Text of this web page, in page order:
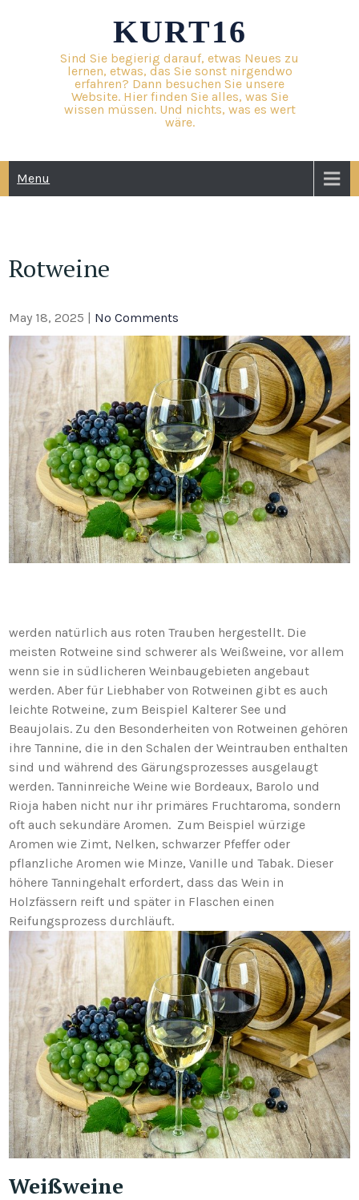
KURT16
Sind Sie begierig darauf, etwas Neues zu
lernen, etwas, das Sie sonst nirgendwo
erfahren? Dann besuchen Sie unsere
Website. Hier finden Sie alles, was Sie
wissen müssen. Und nichts, was es wert
wäre.
Menu
Rotweine
May 18, 2025 | No Comments
werden natürlich aus roten Trauben hergestellt. Die
meisten Rotweine sind schwerer als Weißweine, vor allem
wenn sie in südlicheren Weinbaugebieten angebaut
werden. Aber für Liebhaber von Rotweinen gibt es auch
leichte Rotweine, zum Beispiel Kalterer See und
Beaujolais. Zu den Besonderheiten von Rotweinen gehören
ihre Tannine, die in den Schalen der Weintrauben enthalten
sind und während des Gärungsprozesses ausgelaugt
werden. Tanninreiche Weine wie Bordeaux, Barolo und
Rioja haben nicht nur ihr primäres Fruchtaroma, sondern
oft auch sekundäre Aromen. Zum Beispiel würzige
Aromen wie Zimt, Nelken, schwarzer Pfeffer oder
pflanzliche Aromen wie Minze, Vanille und Tabak. Dieser
höhere Tanningehalt erfordert, dass das Wein in
Holzfässern reift und später in Flaschen einen
Reifungsprozess durchläuft.
Weißweine